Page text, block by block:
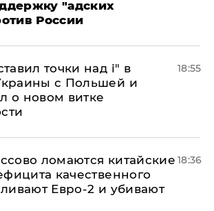
"адских
России
точки над і" в
с Польшей и
о новом витке
18:55
ломаются китайские
качественного
Евро-2 и убивают
18:36